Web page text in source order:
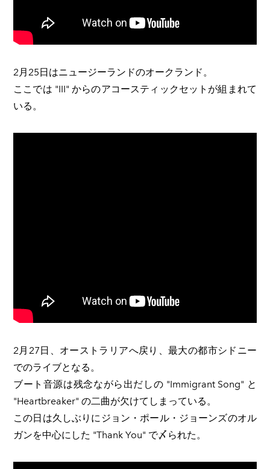
​2月25日はニュージーランドのオークランド。
ここでは "III" からのアコースティックセットが組まれて
いる。
​2月27日、オーストラリアへ戻り、最大の都市シドニー
でのライブとなる。
ブート音源は残念ながら出だしの "Immigrant Song" と
"Heartbreaker" の二曲が欠けてしまっている。
この日は久しぶりにジョン・ポール・ジョーンズのオル
ガンを中心にした "Thank You" で〆られた。